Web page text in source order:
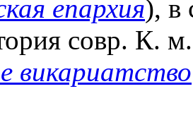
епархия), в
совр. К.
викариатство